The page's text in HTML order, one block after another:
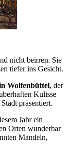
nicht beirren. Sie
tiefer ins Gesicht.
Wolfenbüttel, der
Kulisse
präsentiert.
Jahr ein
Orten wunderbar
Mandeln,